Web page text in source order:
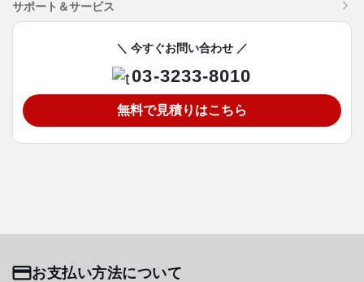
サポート＆サービス
＼ 今すぐお問い合わせ ／
03-3233-8010
無料で見積りはこちら
お支払い方法について